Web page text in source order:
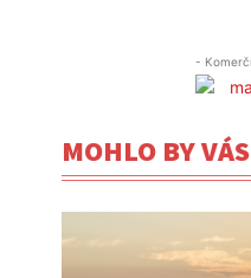
-
MOHLO BY